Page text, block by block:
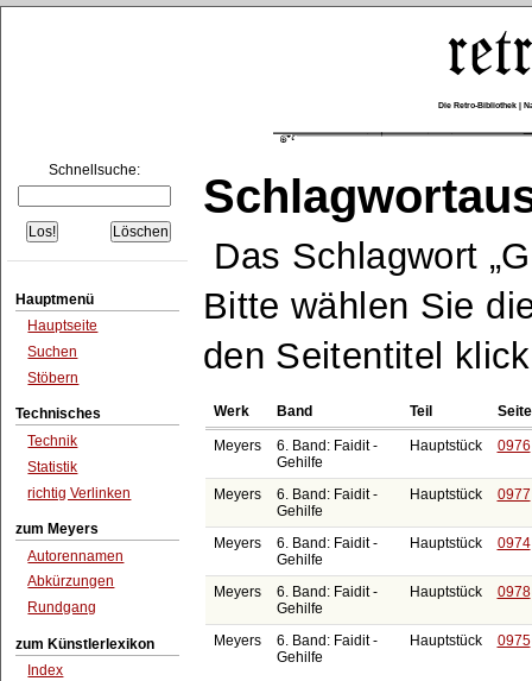
Die Retro-Bibliothek |
Schnellsuche:
Hauptmenü
Hauptseite
Suchen
Stöbern
Technisches
Technik
Statistik
richtig Verlinken
zum Meyers
Autorennamen
Abkürzungen
Rundgang
zum Künstlerlexikon
Index
Das Schlagwort
Bitte wählen Sie
den Seitentitel
Werk Band Teil Seite
Meyers
6. Band: Faidit -
Gehilfe
Hauptstück 0976
Meyers
6. Band: Faidit -
Gehilfe
Hauptstück 0977
Meyers
6. Band: Faidit -
Gehilfe
Hauptstück 0974
Meyers
6. Band: Faidit -
Gehilfe
Hauptstück 0978
Meyers
6. Band: Faidit -
Gehilfe
Hauptstück 0975